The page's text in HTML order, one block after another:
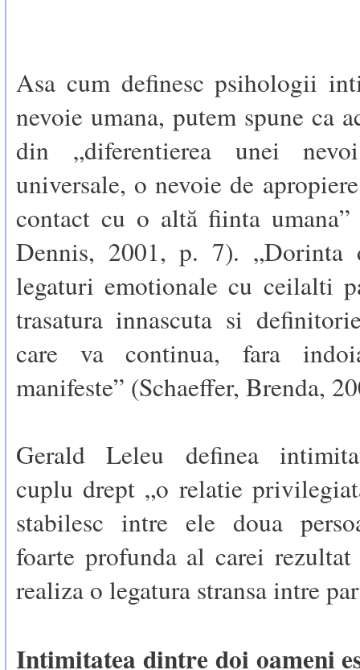
Asa cum definesc psihologii
nevoie umana, putem spune ca
din „diferentierea unei
universale, o nevoie de
contact cu o altă fiinta umana”
Dennis, 2001, p. 7). „Dorinta
legaturi emotionale cu ceilalti
trasatura innascuta si
care va continua, fara
manifeste” (Schaeffer, Brenda,
Gerald Leleu definea
cuplu drept „o relatie
stabilesc intre ele doua
foarte profunda al carei
realiza o legatura stransa intre
Intimitatea dintre doi oameni